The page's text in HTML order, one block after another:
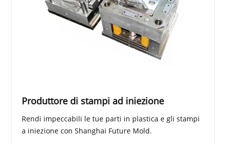
Produttore di stampi ad iniezione
Rendi impeccabili le tue parti in plastica e gli stampi
a iniezione con Shanghai Future Mold.